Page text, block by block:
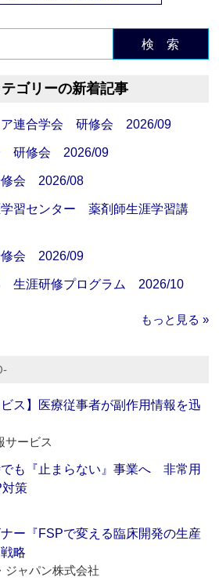
検 索
ゴリーの新着記事
ア連合学会 研修会 2026/09
研修会 2026/09
会 2026/08
習センター 薬剤師生涯学習講
会 2026/09
生涯研修プログラム 2026/10
もっと見る »
ビス】医療従事者が副作用情報を迅
サービス
でも『止まらない』事業へ 非常用
策
ナー『FSPで変える臨床開発の生産
略
ジャパン株式会社